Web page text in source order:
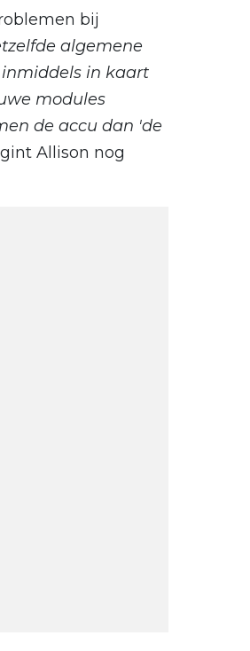
bij
algemene
in kaart
modules
de accu dan 'de
Allison nog